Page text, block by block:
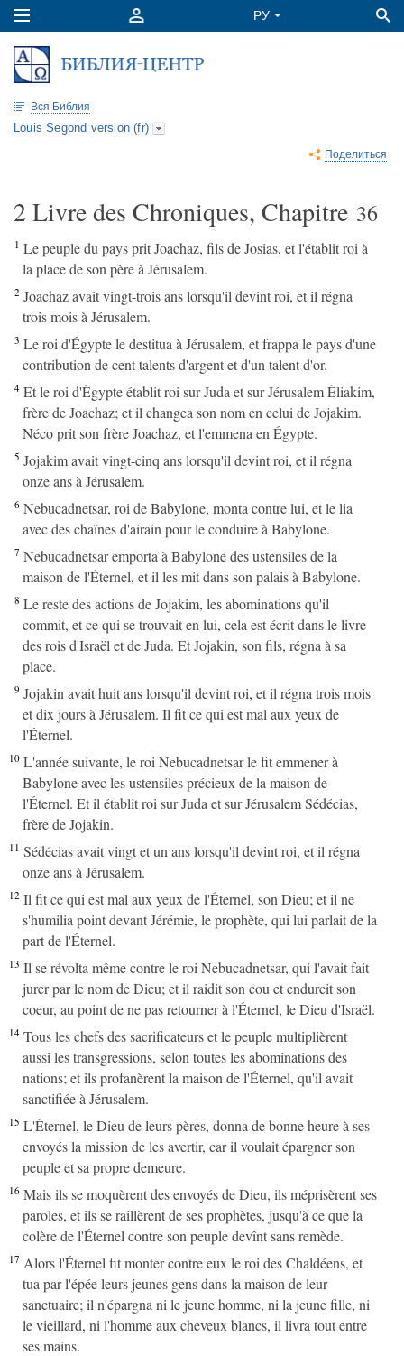
Вся Библия
Louis Segond version (fr)
Поделиться
2 Livre des Chroniques, Chapitre 36
1 Le peuple du pays prit Joachaz, fils de Josias, et l'établit roi à
la place de son père à Jérusalem.
2 Joachaz avait vingt-trois ans lorsqu'il devint roi, et il régna
trois mois à Jérusalem.
3 Le roi d'Égypte le destitua à Jérusalem, et frappa le pays d'une
contribution de cent talents d'argent et d'un talent d'or.
4 Et le roi d'Égypte établit roi sur Juda et sur Jérusalem Éliakim,
frère de Joachaz; et il changea son nom en celui de Jojakim.
Néco prit son frère Joachaz, et l'emmena en Égypte.
5 Jojakim avait vingt-cinq ans lorsqu'il devint roi, et il régna
onze ans à Jérusalem.
6 Nebucadnetsar, roi de Babylone, monta contre lui, et le lia
avec des chaînes d'airain pour le conduire à Babylone.
7 Nebucadnetsar emporta à Babylone des ustensiles de la
maison de l'Éternel, et il les mit dans son palais à Babylone.
8 Le reste des actions de Jojakim, les abominations qu'il
commit, et ce qui se trouvait en lui, cela est écrit dans le livre
des rois d'Israël et de Juda. Et Jojakin, son fils, régna à sa
place.
9 Jojakin avait huit ans lorsqu'il devint roi, et il régna trois mois
et dix jours à Jérusalem. Il fit ce qui est mal aux yeux de
l'Éternel.
10 L'année suivante, le roi Nebucadnetsar le fit emmener à
Babylone avec les ustensiles précieux de la maison de
l'Éternel. Et il établit roi sur Juda et sur Jérusalem Sédécias,
frère de Jojakin.
11 Sédécias avait vingt et un ans lorsqu'il devint roi, et il régna
onze ans à Jérusalem.
12 Il fit ce qui est mal aux yeux de l'Éternel, son Dieu; et il ne
s'humilia point devant Jérémie, le prophète, qui lui parlait de la
part de l'Éternel.
13 Il se révolta même contre le roi Nebucadnetsar, qui l'avait fait
jurer par le nom de Dieu; et il raidit son cou et endurcit son
coeur, au point de ne pas retourner à l'Éternel, le Dieu d'Israël.
14 Tous les chefs des sacrificateurs et le peuple multiplièrent
aussi les transgressions, selon toutes les abominations des
nations; et ils profanèrent la maison de l'Éternel, qu'il avait
sanctifiée à Jérusalem.
15 L'Éternel, le Dieu de leurs pères, donna de bonne heure à ses
envoyés la mission de les avertir, car il voulait épargner son
peuple et sa propre demeure.
16 Mais ils se moquèrent des envoyés de Dieu, ils méprisèrent ses
paroles, et ils se raillèrent de ses prophètes, jusqu'à ce que la
colère de l'Éternel contre son peuple devînt sans remède.
17 Alors l'Éternel fit monter contre eux le roi des Chaldéens, et
tua par l'épée leurs jeunes gens dans la maison de leur
sanctuaire; il n'épargna ni le jeune homme, ni la jeune fille, ni
le vieillard, ni l'homme aux cheveux blancs, il livra tout entre
ses mains.